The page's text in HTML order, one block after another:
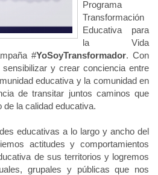
Programa
Transformación
Educativa para
la Vida
#YoSoyTransformador. Con
y crear conciencia entre
educativa y la comunidad en
de transitar juntos caminos que
de la calidad educativa.
educativas a lo largo y ancho del
actitudes y comportamientos
de sus territorios y logremos
grupales y públicas que nos